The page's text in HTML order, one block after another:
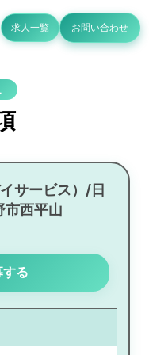
求人一覧 お問い合わせ
サービス）/日
西平山
る